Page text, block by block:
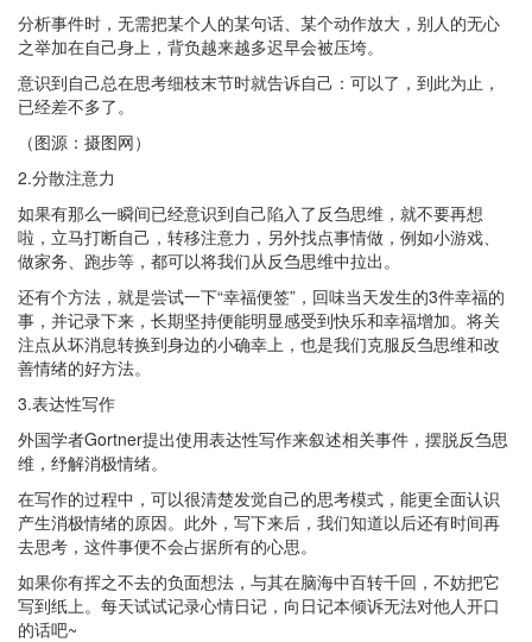
分析事件时，无需把某个人的某句话、某个动作放大，别人的无心
之举加在自己身上，背负越来越多迟早会被压垮。
意识到自己总在思考细枝末节时就告诉自己：可以了，到此为止，
已经差不多了。
（图源：摄图网）
2.分散注意力
如果有那么一瞬间已经意识到自己陷入了反刍思维，就不要再想
啦，立马打断自己，转移注意力，另外找点事情做，例如小游戏、
做家务、跑步等，都可以将我们从反刍思维中拉出。
还有个方法，就是尝试一下“幸福便签”，回味当天发生的3件幸福的
事，并记录下来，长期坚持便能明显感受到快乐和幸福增加。将关
注点从坏消息转换到身边的小确幸上，也是我们克服反刍思维和改
善情绪的好方法。
3.表达性写作
外国学者Gortner提出使用表达性写作来叙述相关事件，摆脱反刍思
维，纾解消极情绪。
在写作的过程中，可以很清楚发觉自己的思考模式，能更全面认识
产生消极情绪的原因。此外，写下来后，我们知道以后还有时间再
去思考，这件事便不会占据所有的心思。
如果你有挥之不去的负面想法，与其在脑海中百转千回，不妨把它
写到纸上。每天试试记录心情日记，向日记本倾诉无法对他人开口
的话吧~